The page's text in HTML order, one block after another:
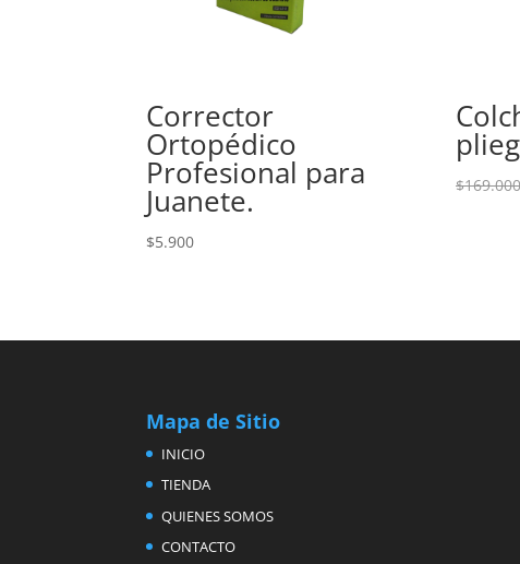
Corrector
Ortopédico
Profesional para
Juanete.
$5.900
$169.000
Mapa de Sitio
INICIO
TIENDA
QUIENES SOMOS
CONTACTO